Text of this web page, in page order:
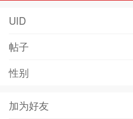
UID
帖子
性别
加为好友